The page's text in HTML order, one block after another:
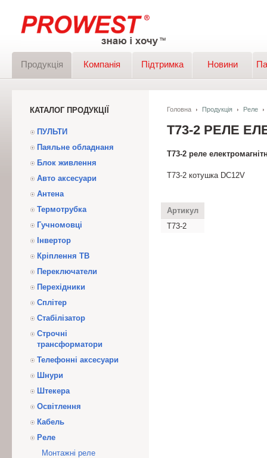
Продукція Компанія Підтримка Новини
КАТАЛОГ ПРОДУКЦІЇ
ПУЛЬТИ
Паяльне обладнаня
Блок живлення
Авто аксесуари
Антена
Термотрубка
Гучномовці
Інвертор
Кріплення ТВ
Переключатели
Перехідники
Сплітер
Стабілізатор
Строчні
трансформатори
Телефонні аксесуари
Шнури
Штекера
Освітлення
Кабель
Реле
Монтажні реле
Головна Продукція Реле
T73-2 РЕЛЕ
T73-2 реле
T73-2 котушка DC12V
Артикул
T73-2